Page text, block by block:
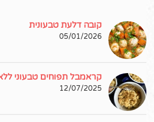
קובה דלעת טבעונית
05/01/2026
קראמבל תפוחים טבעוני
12/07/2025